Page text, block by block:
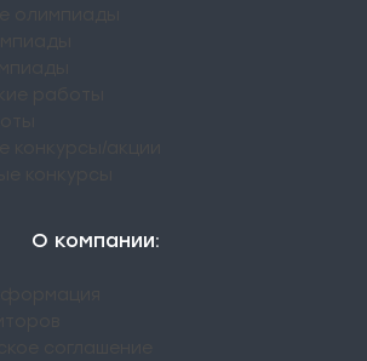
О компании: